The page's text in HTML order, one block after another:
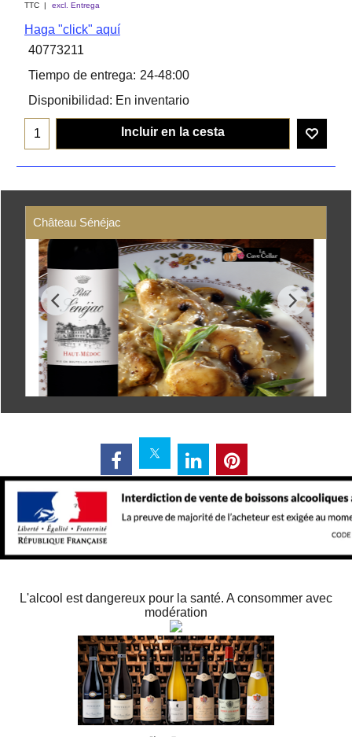
TTC excl. Entrega
Haga "click" aquí
40773211
Tiempo de entrega: 24-48:00
Disponibilidad: En inventario
Incluir en la cesta
Château Sénéjac
L'alcool est dangereux pour la santé. A consommer avec
modération